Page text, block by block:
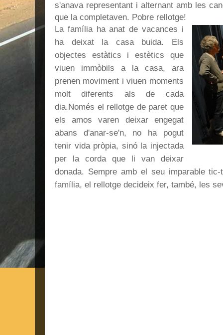
s'anava representant i alternant amb les
que la completaven. Pobre rellotge!
La família ha anat de vacances i
ha deixat la casa buida. Els
objectes estàtics i estètics que
viuen immòbils a la casa, ara
prenen moviment i viuen moments
molt diferents als de cada
dia.Només el rellotge de paret que
els amos varen deixar engegat
abans d'anar-se'n, no ha pogut
tenir vida pròpia, sinó la injectada
per la corda que li van deixar
donada. Sempre amb el seu imparable
família, el rellotge decideix fer, també, les